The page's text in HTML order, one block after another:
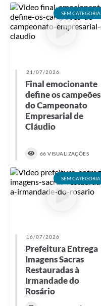
SEM CATEGORIA
21/07/2026
Final emocionante
define os campeões
do Campeonato
Empresarial de
Cláudio
66 VISUALIZAÇÕES
SEM CATEGORIA
16/07/2026
Prefeitura Entrega
Imagens Sacras
Restauradas à
Irmandade do
Rosário